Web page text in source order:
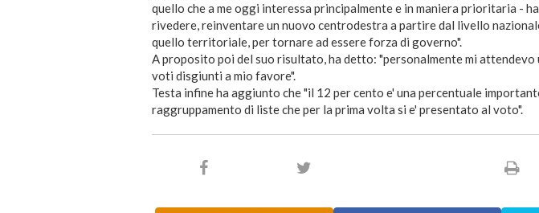
quello che a me oggi interessa principalmente e in maniera prioritaria -
rivedere, reinventare un nuovo centrodestra a partire dal livello
quello territoriale, per tornare ad essere forza di governo".
A proposito poi del suo risultato, ha detto: "personalmente mi attendevo
voti disgiunti a mio favore".
Testa infine ha aggiunto che "il 12 per cento e' una percentuale
raggruppamento di liste che per la prima volta si e' presentato al voto".